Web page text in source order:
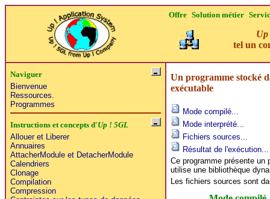
Offre Solution métier
Up ! 5GL
est
Naviguer
Bienvenue
Ressources.
Programmes
Instructions et concepts d'Up ! 5GL
Allouer et Liberer
Annuaires
AttacherModule et DetacherModule
Calendriers
Clonage
Compilation
Compression
Un programme stocké
exécutable
Mode compilé...
Mode interprété...
Fichiers sources...
Résultat de l'exécution...
Ce programme présente un
utilise une bibliothèque
Les fichiers sources sont